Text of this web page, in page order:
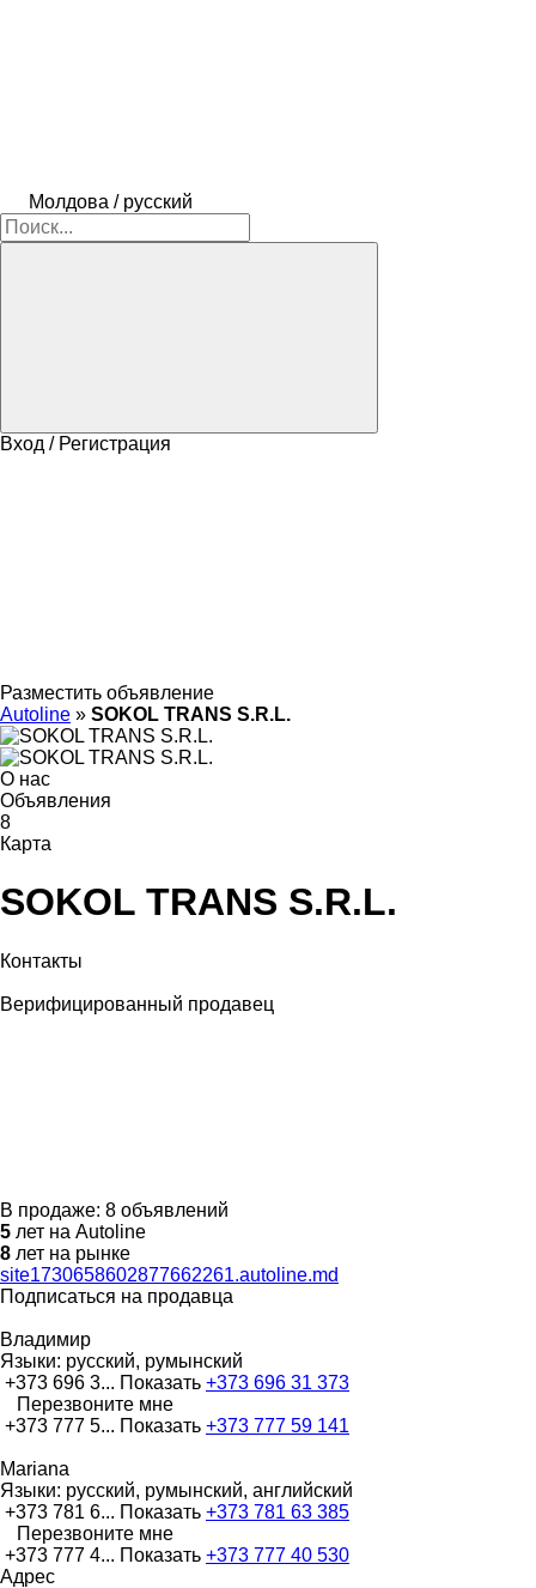
Молдова / русский
Вход / Регистрация
Разместить объявление
Autoline » SOKOL TRANS S.R.L.
О нас
Объявления
8
Карта
SOKOL TRANS S.R.L.
Контакты
Верифицированный продавец
В продаже: 8 объявлений
5 лет на Autoline
8 лет на рынке
site1730658602877662261.autoline.md
Подписаться на продавца
Владимир
Языки: русский, румынский
+373 696 3... Показать +373 696 31 373
Перезвоните мне
+373 777 5... Показать +373 777 59 141
Mariana
Языки: русский, румынский, английский
+373 781 6... Показать +373 781 63 385
Перезвоните мне
+373 777 4... Показать +373 777 40 530
Адрес